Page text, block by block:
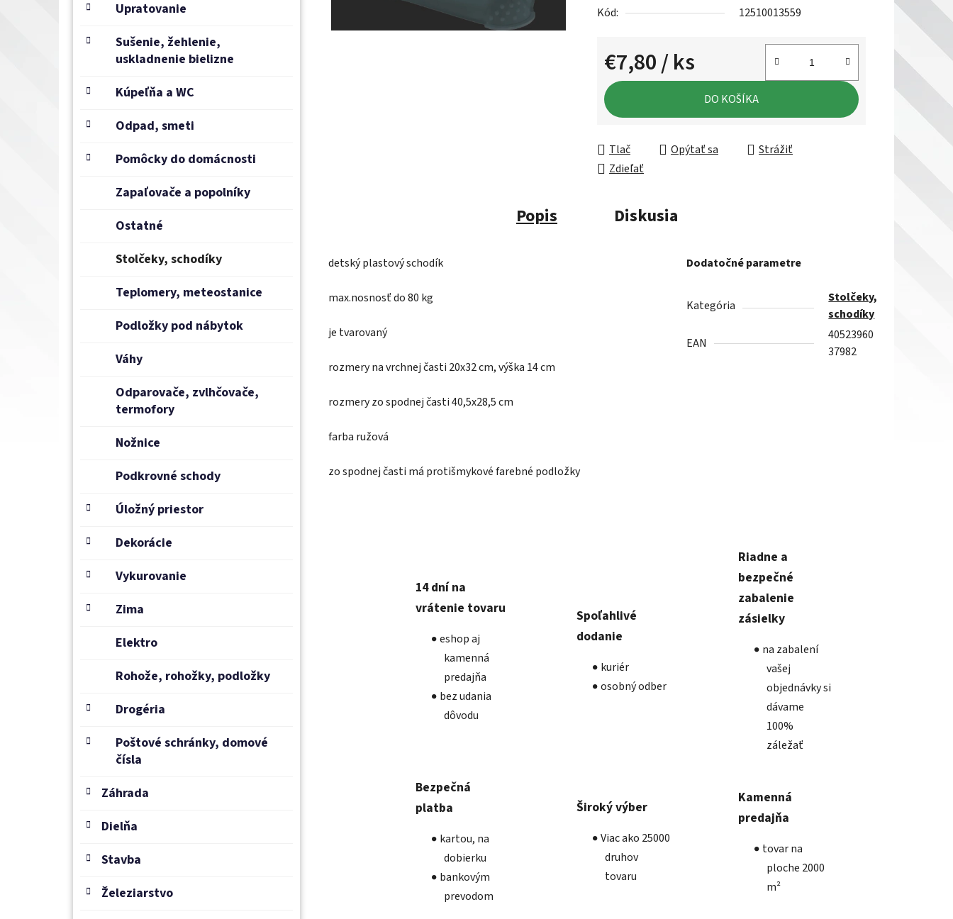
Upratovanie
Sušenie, žehlenie,
uskladnenie bielizne
Kúpeľňa a WC
Odpad, smeti
Pomôcky do domácnosti
Zapaľovače a popolníky
Ostatné
Stolčeky, schodíky
Teplomery, meteostanice
Podložky pod nábytok
Váhy
Odparovače, zvlhčovače,
termofory
Nožnice
Podkrovné schody
Úložný priestor
Dekorácie
Vykurovanie
Zima
Elektro
Rohože, rohožky, podložky
Drogéria
Poštové schránky, domové
čísla
Záhrada
Dielňa
Stavba
Železiarstvo
Kód:
12510013559
€7,80/ ks
Jednotková cena:
DO KOŠÍKA
Tlač Opýtať sa
Strážiť
Zdieľať
Popis Diskusia
detský plastový schodík
max.nosnosť do 80 kg
je tvarovaný
rozmery na vrchnej časti 20x32 cm, výška 14 cm
rozmery zo spodnej časti 40,5x28,5 cm
farba ružová
zo spodnej časti má protišmykové farebné podložky
Dodatočné parametre
Kategória
Stolčeky,
schodíky
EAN
40523960
37982
14 dní na
vrátenie tovaru
eshop aj
kamenná
predajňa
bez udania
dôvodu
Spoľahlivé
dodanie
kuriér
osobný odber
Riadne a
bezpečné
zabalenie
zásielky
na zabalení
vašej
objednávky si
dávame
100%
záležať
Bezpečná
platba
kartou, na
dobierku
bankovým
prevodom
Široký výber
Viac ako 25000
druhov
tovaru
Kamenná
predajňa
tovar na
ploche 2000
m²